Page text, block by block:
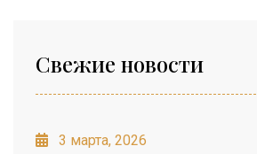
Свежие новости
3 марта, 2026